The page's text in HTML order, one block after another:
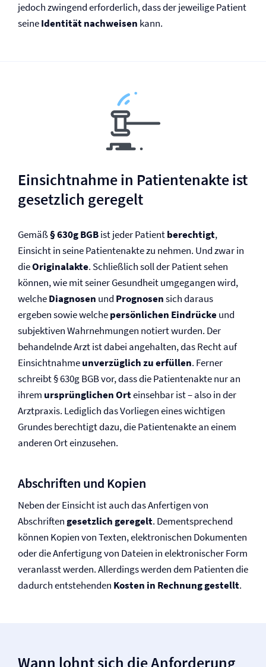
jedoch zwingend erforderlich, dass der jeweilige Patient
seineIdentität nachweisen kann.
Einsichtnahme in Patientenakte ist
gesetzlich geregelt
Gemäß§ 630g BGBist jeder Patientberechtigt,
Einsicht in seine Patientenakte zu nehmen. Und zwar in
dieOriginalakte. Schließlich soll der Patient sehen
können, wie mit seiner Gesundheit umgegangen wird,
welcheDiagnosen und Prognosensich daraus
ergeben sowie welchepersönlichen Eindrückeund
subjektiven Wahrnehmungen notiert wurden. Der
behandelnde Arzt ist dabei angehalten, das Recht auf
Einsichtnahmeunverzüglich zu erfüllen. Ferner
schreibt § 630g BGB vor, dass die Patientenakte nur an
ihrem ursprünglichen Orteinsehbar ist – also in der
Arztpraxis. Lediglich das Vorliegen eines wichtigen
Grundes berechtigt dazu, die Patientenakte an einem
anderen Ort einzusehen.
Abschriften und Kopien
Neben der Einsicht ist auch das Anfertigen von
Abschriftengesetzlich geregelt. Dementsprechend
können Kopien von Texten, elektronischen Dokumenten
oder die Anfertigung von Dateien in elektronischer Form
veranlasst werden. Allerdings werden dem Patienten die
dadurch entstehenden Kosten in Rechnung gestellt.
Wann lohnt sich die Anforderung